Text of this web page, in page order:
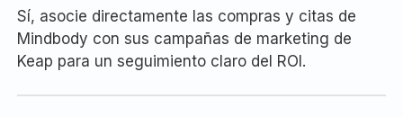
Sí, asocie directamente las compras y citas de
Mindbody con sus campañas de marketing de
Keap para un seguimiento claro del ROI.